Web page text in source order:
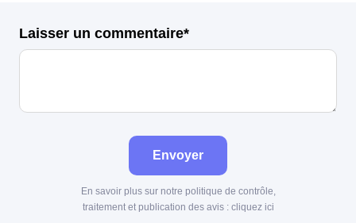
Laisser un commentaire*
Envoyer
En savoir plus sur notre politique de contrôle,
traitement et publication des avis : cliquez ici